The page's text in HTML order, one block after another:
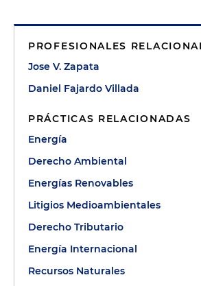
PROFESIONALES
Jose V. Zapata
Daniel Fajardo Villada
PRÁCTICAS RELACIONADAS
Energía
Derecho Ambiental
Energías Renovables
Litigios Medioambientales
Derecho Tributario
Energía Internacional
Recursos Naturales